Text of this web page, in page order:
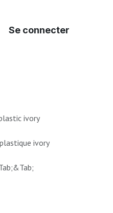
Se connecter
ivory
ivory